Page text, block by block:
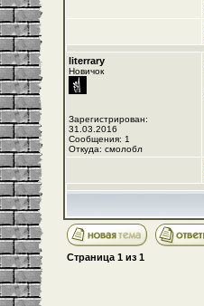
literrary
Новичок
Зарегистрирован:
31.03.2016
Сообщения: 1
Откуда: смолобл
Страница 1 из 1